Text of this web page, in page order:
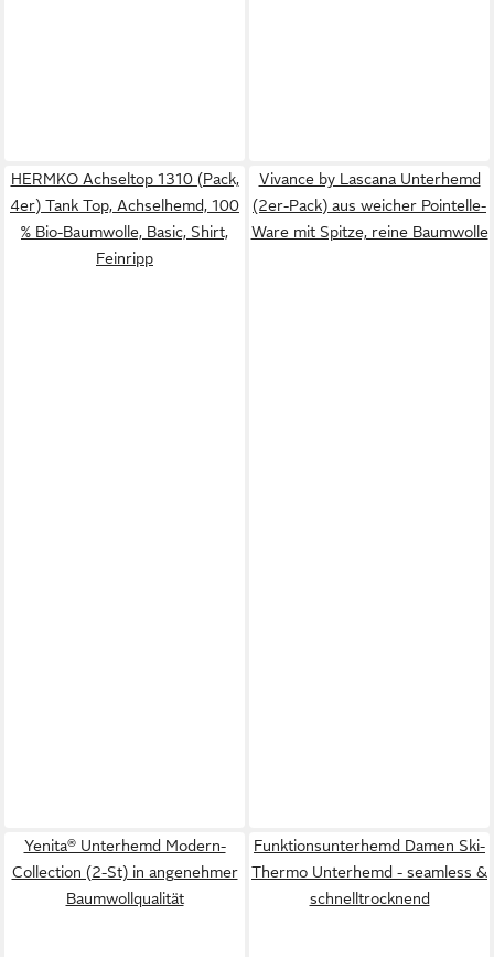
HERMKO Achseltop 1310 (Pack,
4er) Tank Top, Achselhemd, 100
% Bio-Baumwolle, Basic, Shirt,
Feinripp
Vivance by Lascana Unterhemd
(2er-Pack) aus weicher Pointelle-
Ware mit Spitze, reine Baumwolle
Yenita® Unterhemd Modern-
Collection (2-St) in angenehmer
Baumwollqualität
Funktionsunterhemd Damen Ski-
Thermo Unterhemd - seamless &
schnelltrocknend